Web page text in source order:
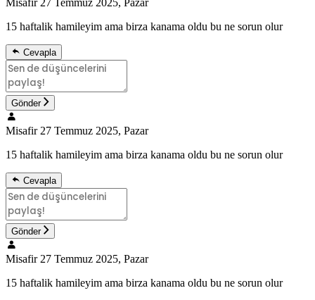
15 haftalik hamileyim ama birza kanama oldu bu ne sorun olur
Cevapla
Gönder
Misafir 27 Temmuz 2025, Pazar
15 haftalik hamileyim ama birza kanama oldu bu ne sorun olur
Cevapla
Gönder
Misafir 27 Temmuz 2025, Pazar
15 haftalik hamileyim ama birza kanama oldu bu ne sorun olur